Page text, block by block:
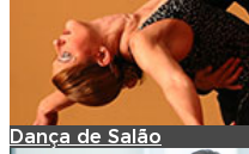
Dança de Salão